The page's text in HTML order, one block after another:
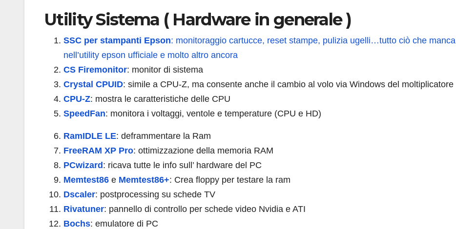
Utility Sistema ( Hardware in generale )
SSC per stampanti Epson: monitoraggio cartucce, reset stampe, pulizia ugelli…tutto ciò che manca
nell’utility epson ufficiale e molto altro ancora
CS Firemonitor: monitor di sistema
Crystal CPUID: simile a CPU-Z, ma consente anche il cambio al volo via Windows del moltiplicatore
CPU-Z: mostra le caratteristiche delle CPU
SpeedFan: monitora i voltaggi, ventole e temperature (CPU e HD)
RamIDLE LE: deframmentare la Ram
FreeRAM XP Pro: ottimizzazione della memoria RAM
PCwizard: ricava tutte le info sull’ hardware del PC
Memtest86 e Memtest86+: Crea floppy per testare la ram
Dscaler: postprocessing su schede TV
Rivatuner: pannello di controllo per schede video Nvidia e ATI
Bochs: emulatore di PC